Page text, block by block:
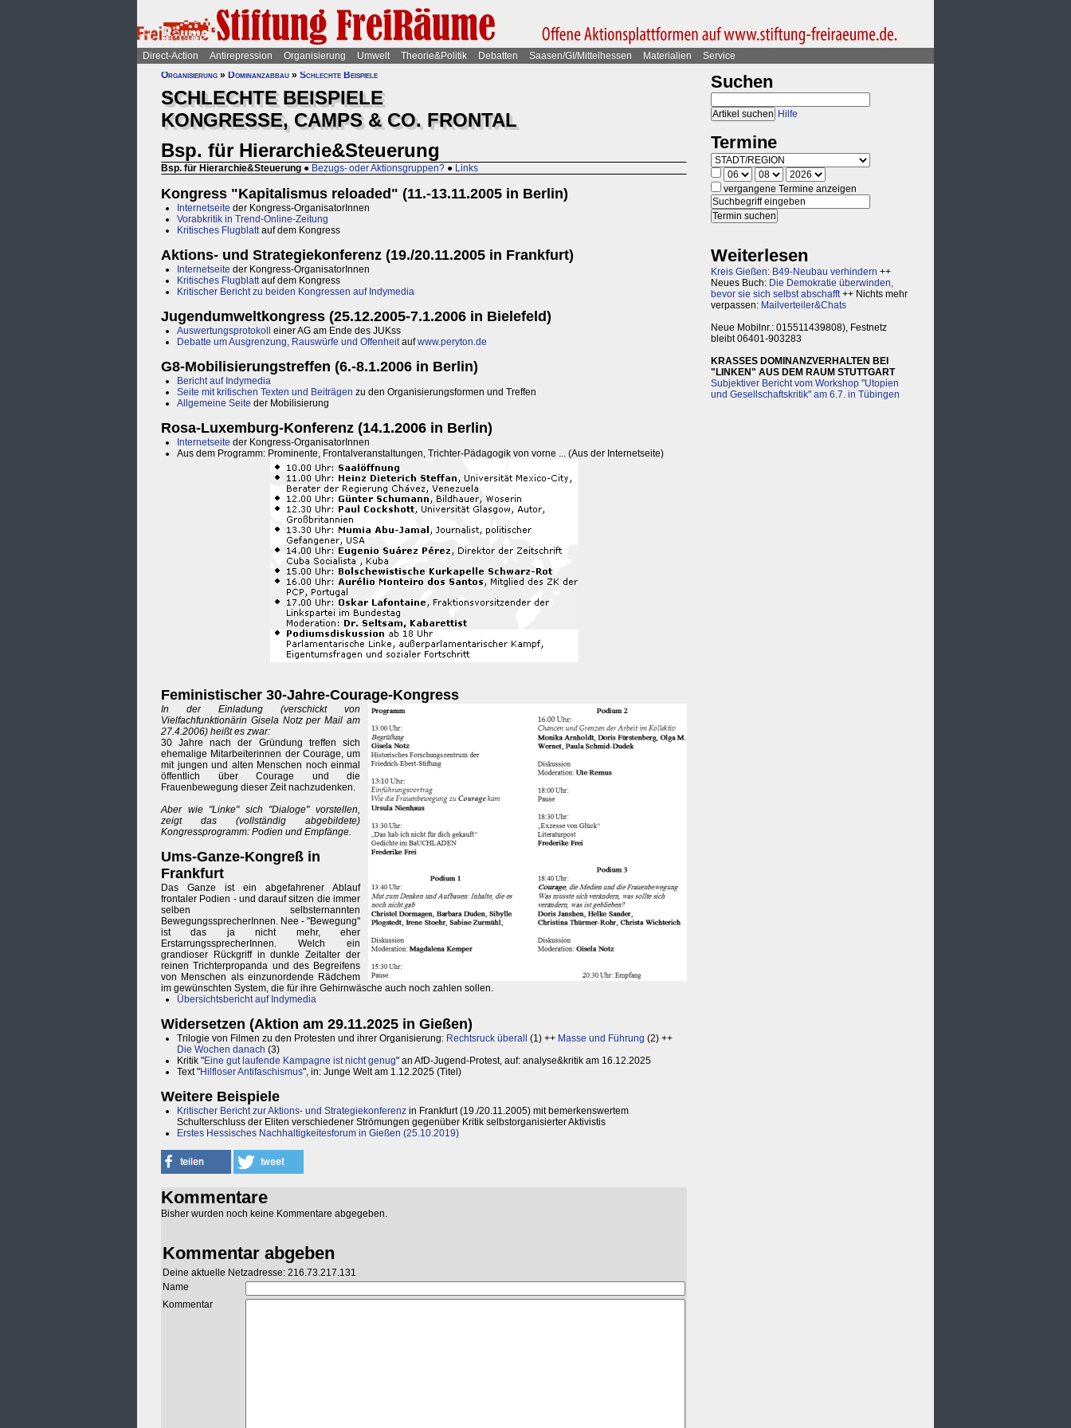
Direct-Action Antirepression Organisierung Umwelt Theorie&Politik Debatten Saasen/GI/Mittelhessen Materialien
Service
Organisierung » Dominanzabbau » Schlechte Beispiele
SCHLECHTE BEISPIELE
KONGRESSE, CAMPS & CO. FRONTAL
Bsp. für Hierarchie&Steuerung
Bsp. für Hierarchie&Steuerung ● Bezugs- oder Aktionsgruppen? ● Links
Kongress "Kapitalismus reloaded" (11.-13.11.2005 in Berlin)
Internetseite der Kongress-OrganisatorInnen
Vorabkritik in Trend-Online-Zeitung
Kritisches Flugblattauf dem Kongress
Aktions- und Strategiekonferenz (19./20.11.2005 in Frankfurt)
Internetseite der Kongress-OrganisatorInnen
Kritisches Flugblattauf dem Kongress
Kritischer Bericht zu beiden Kongressen auf Indymedia
Jugendumweltkongress (25.12.2005-7.1.2006 in Bielefeld)
Auswertungsprotokoll
einer AG am Ende des JUKss
Debatte um Ausgrenzung, Rauswürfe und Offenheitaufwww.peryton.de
G8-Mobilisierungstreffen (6.-8.1.2006 in Berlin)
Bericht auf Indymedia
Seite mit kritischen Texten und Beiträgen zu den Organisierungsformen und Treffen
Allgemeine Seite der Mobilisierung
Rosa-Luxemburg-Konferenz (14.1.2006 in Berlin)
Internetseite der Kongress-OrganisatorInnen
Aus dem Programm: Prominente, Frontalveranstaltungen, Trichter-Pädagogik von vorne ... (Aus der Internetseite)
Feministischer 30-Jahre-Courage-Kongress
In der Einladung (verschickt von
Vielfachfunktionärin Gisela Notz per Mail am
27.4.2006) heißt es zwar:
30 Jahre nach der Gründung treffen sich
ehemalige Mitarbeiterinnen der Courage, um
mit jungen und alten Menschen noch einmal
öffentlich über Courage und die
Frauenbewegung dieser Zeit nachzudenken.
Aber wie "Linke" sich "Dialoge" vorstellen,
zeigt das (vollständig abgebildete)
Kongressprogramm: Podien und Empfänge.
Ums-Ganze-Kongreß in
Frankfurt
Das Ganze ist ein abgefahrener Ablauf
frontaler Podien - und darauf sitzen die immer
selben selbsternannten
BewegungssprecherInnen. Nee - "Bewegung"
ist das ja nicht mehr, eher
ErstarrungssprecherInnen. Welch ein
grandioser Rückgriff in dunkle Zeitalter der
reinen Trichterpropanda und des Begreifens
von Menschen als einzunordende Rädchem
im gewünschten System, die für ihre Gehirnwäsche auch noch zahlen sollen.
Übersichtsbericht auf Indymedia
Widersetzen (Aktion am 29.11.2025 in Gießen)
Trilogie von Filmen zu den Protesten und ihrer Organisierung: Rechtsruck überall (1) ++ Masse und Führung (2) ++
Die Wochen danach (3)
Kritik "Eine gut laufende Kampagne ist nicht genug" an AfD-Jugend-Protest, auf: analyse&kritik am 16.12.2025
Text "Hilfloser Antifaschismus", in: Junge Welt am 1.12.2025 (Titel)
Weitere Beispiele
Kritischer Bericht zur Aktions- und Strategiekonferenz in Frankfurt (19./20.11.2005) mit bemerkenswertem
Schulterschluss der Eliten verschiedener Strömungen gegenüber Kritik selbstorganisierter Aktivistis
Erstes Hessisches Nachhaltigkeitesforum in Gießen (25.10.2019)
Kommentare
Bisher wurden noch keine Kommentare abgegeben.
Kommentar abgeben
Deine aktuelle Netzadresse: 216.73.217.131
Name
Kommentar
Suchen
Hilfe
Termine
vergangene Termine anzeigen
Weiterlesen
Kreis Gießen: B49-Neubau verhindern ++
Neues Buch: Die Demokratie überwinden,
bevor sie sich selbst abschafft++ Nichts mehr
verpassen: Mailverteiler&Chats
Neue Mobilnr.: 015511439808), Festnetz
bleibt 06401-903283
KRASSES DOMINANZVERHALTEN BEI
"LINKEN" AUS DEM RAUM STUTTGART
Subjektiver Bericht vom Workshop "Utopien
und Gesellschaftskritik" am 6.7. in Tübingen